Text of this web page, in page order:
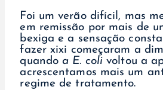
Foi um verão difícil, mas
em remissão por mais de
bexiga e a sensação
fazer xixi começaram a
quandoa E. coli voltou a
acrescentamos mais um
regime de tratamento.